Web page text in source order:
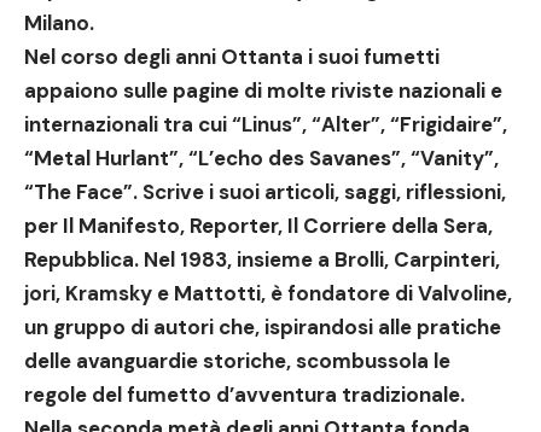
Milano.
Nel corso degli anni Ottanta i suoi fumetti
appaiono sulle pagine di molte riviste nazionali e
internazionali tra cui“Linus”, “Alter”, “Frigidaire”,
“Metal Hurlant”, “L’echo des Savanes”, “Vanity”,
“The Face”. Scrive i suoi articoli, saggi, riflessioni,
per Il Manifesto, Reporter, Il Corriere della Sera,
Repubblica. Nel 1983, insieme a Brolli, Carpinteri,
jori, Kramsky e Mattotti, èfondatore di Valvoline,
un gruppo di autori che, ispirandosi alle pratiche
delle avanguardie storiche, scombussola le
regole del fumetto d’avventura tradizionale.